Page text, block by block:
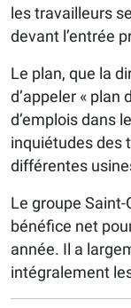
les travailleurs
devant l’entrée
Le plan, que la
d’appeler « plan
d’emplois dans
inquiétudes des
différentes
Le groupe
bénéfice net
année. Il a
intégralement